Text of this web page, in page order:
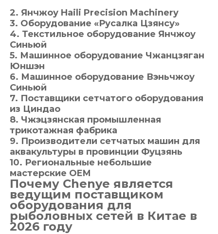
2. Янчжоу Haili Precision Machinery
3. Оборудование «Русалка Цзянсу»
4. Текстильное оборудование Янчжоу
Синьюй
5. Машинное оборудование Чжанцзяган
Юншэн
6. Машинное оборудование Вэньчжоу
Синьюй
7. Поставщики сетчатого оборудования
из Циндао
8. Чжэцзянская промышленная
трикотажная фабрика
9. Производители сетчатых машин для
аквакультуры в провинции Фуцзянь
10. Региональные небольшие
мастерские OEM
Почему Chenye является
ведущим поставщиком
оборудования для
рыболовных сетей в Китае в
2026 году